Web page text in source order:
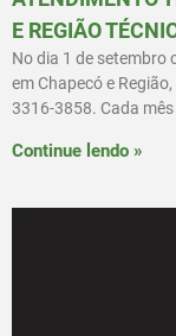
E REGIÃO
No dia 1 de setembro
em Chapecó e
3316-3858. Cada
Continue lendo »